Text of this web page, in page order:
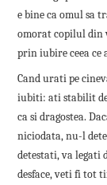
e bine ca omul sa
omorat copilul din
prin iubire ceea ce
Cand urati pe
iubiti: ati stabilit
ca si dragostea.
niciodata, nu-l
detestati, va legati
desface, veti fi tot